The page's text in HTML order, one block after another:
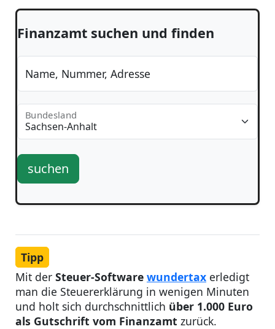
Finanzamt suchen und finden
Name, Nummer, Adresse
Bundesland
suchen
Tipp
Mit der Steuer-Software wundertax erledigt
man die Steuererklärung in wenigen Minuten
und holt sich durchschnittlich über 1.000 Euro
als Gutschrift vom Finanzamt zurück.